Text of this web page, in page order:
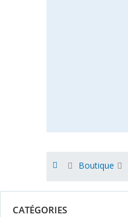
Boutique
CATÉGORIES